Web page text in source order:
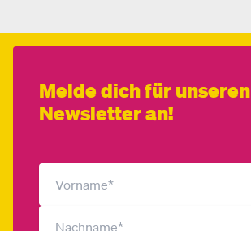
Melde dich für unseren
Newsletter an!